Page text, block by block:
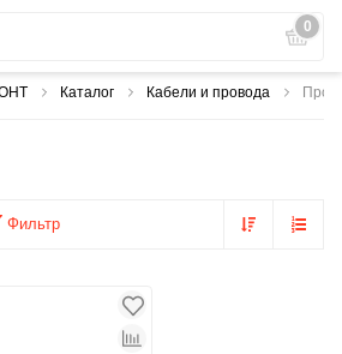
0
Каталог Кабели и провода
Фильтр